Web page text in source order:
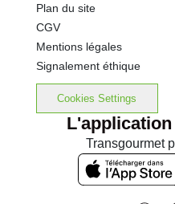
Plan du site
CGV
Mentions légales
Signalement éthique
Cookies Settings
Transgourmet